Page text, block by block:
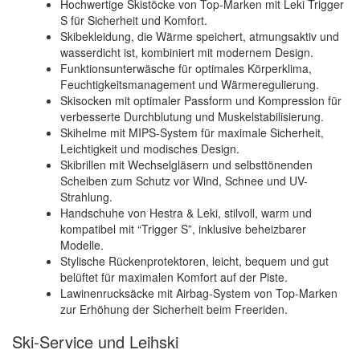
Hochwertige Skistöcke von Top-Marken mit Leki Trigger
S für Sicherheit und Komfort.
Skibekleidung, die Wärme speichert, atmungsaktiv und
wasserdicht ist, kombiniert mit modernem Design.
Funktionsunterwäsche für optimales Körperklima,
Feuchtigkeitsmanagement und Wärmeregulierung.
Skisocken mit optimaler Passform und Kompression für
verbesserte Durchblutung und Muskelstabilisierung.
Skihelme mit MIPS-System für maximale Sicherheit,
Leichtigkeit und modisches Design.
Skibrillen mit Wechselgläsern und selbsttönenden
Scheiben zum Schutz vor Wind, Schnee und UV-
Strahlung.
Handschuhe von Hestra & Leki, stilvoll, warm und
kompatibel mit “Trigger S”, inklusive beheizbarer
Modelle.
Stylische Rückenprotektoren, leicht, bequem und gut
belüftet für maximalen Komfort auf der Piste.
Lawinenrucksäcke mit Airbag-System von Top-Marken
zur Erhöhung der Sicherheit beim Freeriden.
Ski-Service und Leihski